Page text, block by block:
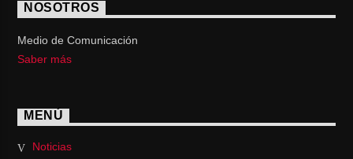
NOSOTROS
Medio de Comunicación
Saber más
MENÚ
Noticias